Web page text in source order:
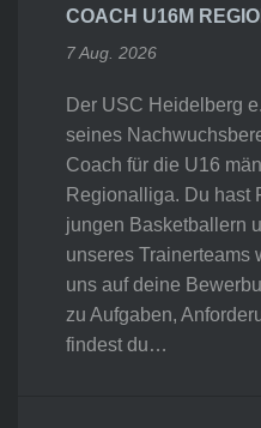
COACH U16M
7 Aug. 2026
Der USC Heidelberg
seines
Coach für die U16
Regionalliga. Du hast
jungen Basketballern
unseres Trainerteams
uns auf deine
zu Aufgaben,
findest du…